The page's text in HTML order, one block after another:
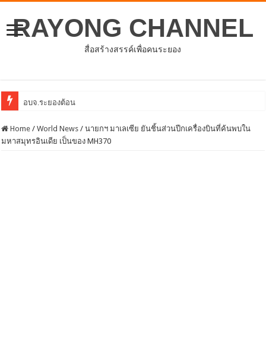
RAYONG CHANNEL
สื่อสร้างสรรค์เพื่อคนระยอง
อบจ.ระยองต้อนรับคณะจากตัวแทนศูนย์ธุรกิจจีน –
Home / World News / นายกฯ มาเลเซีย ยันชิ้นส่วนปีกเครื่องบินที่ค้นพบใน
มหาสมุทรอินเดีย เป็นของ MH370